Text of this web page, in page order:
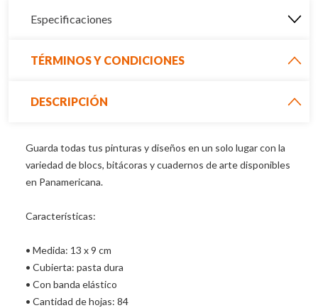
Especificaciones
TÉRMINOS Y CONDICIONES
DESCRIPCIÓN
Guarda todas tus pinturas y diseños en un solo lugar con la
variedad de blocs, bitácoras y cuadernos de arte disponibles
en Panamericana.
Características:
• Medida: 13 x 9 cm
• Cubierta: pasta dura
• Con banda elástico
• Cantidad de hojas: 84